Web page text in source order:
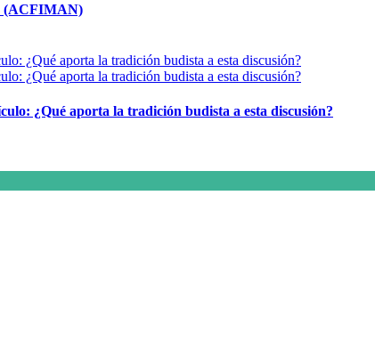
(ACFIMAN)
¿Qué aporta la tradición budista a esta discusión?